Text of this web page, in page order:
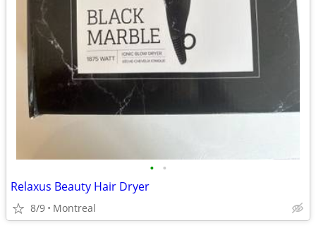
• •
Relaxus Beauty Hair Dryer
8/9 Montreal